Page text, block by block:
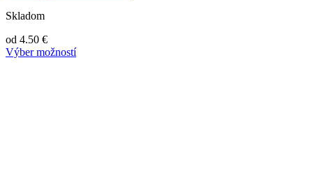
Skladom
od 4.50 €
Výber možností